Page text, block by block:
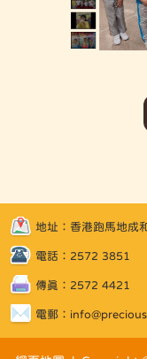
地址：香港跑馬地成
電話：2572 3851
傳真：2572 4421
電郵：